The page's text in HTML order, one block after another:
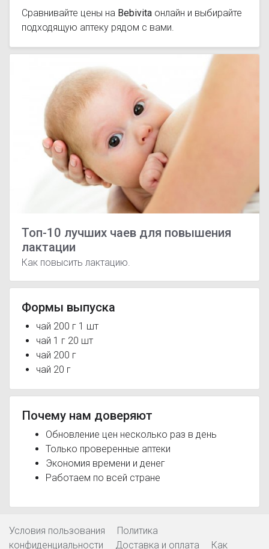
Сравнивайте цены на Bebivita онлайн и выбирайте
подходящую аптеку рядом с вами.
Топ-10 лучших чаев для повышения
лактации
Как повысить лактацию.
Формы выпуска
чай 200 г 1 шт
чай 1 г 20 шт
чай 200 г
чай 20 г
Почему нам доверяют
Обновление цен несколько раз в день
Только проверенные аптеки
Экономия времени и денег
Работаем по всей стране
Условия пользования
Политика
конфиденциальности
Доставка и оплата Как